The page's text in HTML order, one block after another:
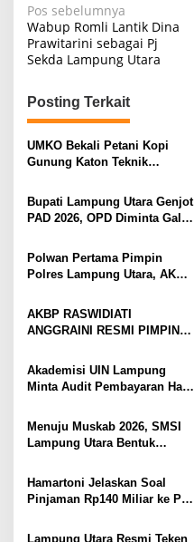
N
a
v
i
g
a
s
i
p
s
Pos sebelumnya
Wabup Romli Lantik Dina
Prawitarini sebagai Pj
Sekda Lampung Utara
Posting Terkait
UMKO Bekali Petani Kopi
Gunung Katon Teknik
Jual Hasil Panen Meningkat
Bupati Lampung Utara Genjot
PAD 2026, OPD Diminta Gali
hingga Optimalkan PBB-P2
Polwan Pertama Pimpin
Polres Lampung Utara, AKBP
Pedang Pora
AKBP RASWIDIATI
ANGGRAINI RESMI PIMPIN
BAWA KOMITMEN PERKUAT
KAMTIBMAS DAN
PELAYANAN PRESISI
Akademisi UIN Lampung
Minta Audit Pembayaran Hak
Kepastian Hukum Tak Boleh
Berlarut
Menuju Muskab 2026, SMSI
Lampung Utara Bentuk
Kepengurusan
Hamartoni Jelaskan Soal
Pinjaman Rp140 Miliar ke PT
Perbaikan Jalan Butuh Waktu
Lampung Utara Resmi Teken